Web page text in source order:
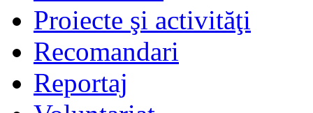
Proiecte şi activităţi
Recomandari
Reportaj